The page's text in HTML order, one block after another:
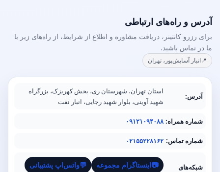
آدرس و راه‌های ارتباطی
برای رزرو کانتینر، دریافت مشاوره و اطلاع از شرایط، از راه‌های زیر با
ما در تماس باشید.
📍انبار آسایش‌پور، تهران
آدرس:
استان تهران، شهرستان ری، بخش کهریزک، بزرگراه
شهید آوینی، بلوار شهید رجایی، انبار نفت
شماره همراه: ۰۹۱۲۱۰۹۴۰۸۸
شماره تماس: ۰۲۱۵۵۲۲۸۱۶۲
شبکه‌های
📷اینستاگرام مجموعه 💬واتس‌اپ پشتیبانی